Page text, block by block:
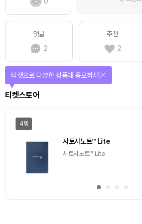
댓글
2
추천
2
티켓스토어
티켓으로 다양한 상품에 응모하자!
4명
사토시노트™ Lite
사토시노트™ Lite